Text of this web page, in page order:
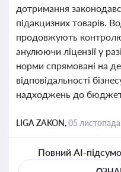
дотримання
підакцизних товарів.
продовжують
анулюючи ліцензії у
норми спрямовані на
відповідальності
надходжень до
LIGA ZAKON,05
Повний AI-